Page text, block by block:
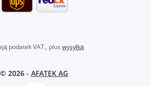
podatek VAT., plus wysyłką
© 2026 - AFATEK AG